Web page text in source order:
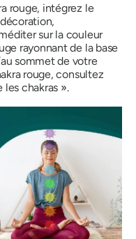
rouge, intégrez le
sur la couleur
rayonnant de la base
sommet de votre
rouge, consultez
chakras ».